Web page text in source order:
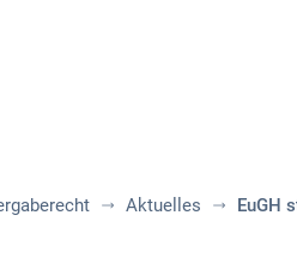
Aktuelles EuGH